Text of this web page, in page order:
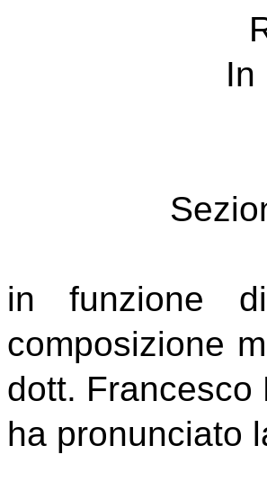
In
in funzione
composizione
dott. Francesco
ha pronunciato